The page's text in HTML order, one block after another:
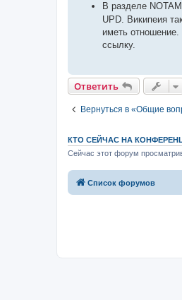
В разделе
UPD. Википеия
иметь
ссылку.
Ответить
Вернуться в «Общие
КТО СЕЙЧАС НА
Сейчас этот форум
Список форумов